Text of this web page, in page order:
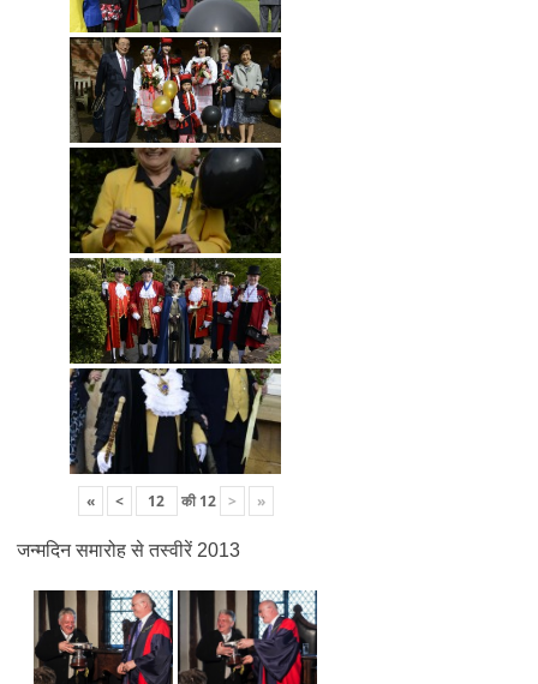
« < की12 > »
जन्मदिन समारोह से तस्वीरें 2013